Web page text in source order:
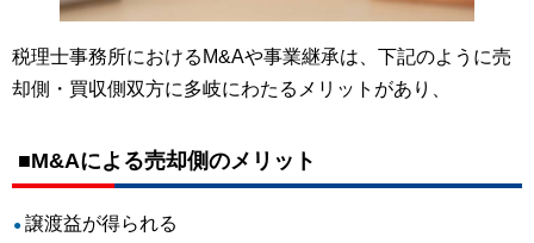
税理士事務所におけるM&Aや事業継承は、下記のように売
却側・買収側双方に多岐にわたるメリットがあり、
■M&Aによる売却側のメリット
譲渡益が得られる